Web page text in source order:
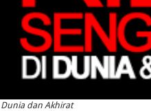
dan Akhirat